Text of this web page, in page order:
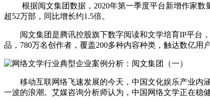
根据阅文集团数据，2020年第一季度平台新增作家数量
超52万部，同比增长约1.5倍。
阅文集团是腾讯控股旗下数字阅读和文学培育IP平台，
品，780万名创作者，覆盖200多种内容种类，触达数亿用
移动互联网络飞速发展的今天，中国文化娱乐产业内涵
一波的浪潮。艾媒咨询分析师认为，中国网络文学正在稳